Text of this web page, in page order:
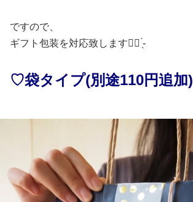
ですので、
ギフト包装を対応致します︎👍🏻 ̖́-
♡袋タイプ(別途110円追加)